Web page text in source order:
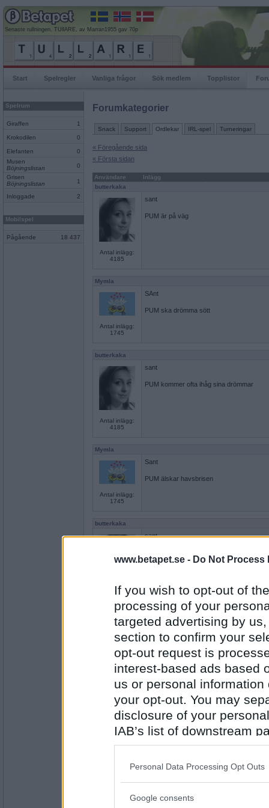
www.betapet.se - Do Not Process
If you wish to opt-out of
processing of your
targeted advertising by
section to confirm your
opt-out request is
interest-based ads based
us or personal
your opt-out. You may
disclosure of your
IAB’s list of downstream
also be disclosed by us
Downstream Participants
Please note that this
Personal Data Processing Opt Outs
Google consents
Senaste rullningen, TUllARE, av Marran1955 gav 70p
Start Spelregler Vanliga frågor Sök medlem Topplistor
Spelrum
Giraffen 1
Krokodilen 0
Elefanten
0
Musen
Böjningslistan
0
Grisen
Böjningslistan
1
Inloggade 2
Mobilspel
Pågående 18 437
Forumkategorier
Snack Support Ordlekar IRL-spel Turneringar
« Föregående sida
« Första sidan
Användare
Inlägg
butterkaka
Antal inlägg:
4185
sant
PUM är på väg
Mymla
Antal inlägg:
1745
SAnt
PUM ska drömma sött
butterkaka
Antal inlägg:
4185
sant
PUM kommer ofta ihåg sina drömmar
Mymla
Antal inlägg:
1745
Sant
PUM älskar havsbrisen
butterkaka
Antal inlägg:
4185
sant
Antal inlägg:
1745
PUM hör smällare på avstånd
falskt, det har tystnat nu
PUM börjar bli skol/jobbtrött
Sant